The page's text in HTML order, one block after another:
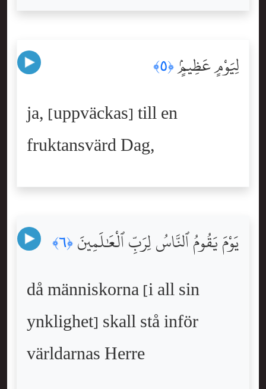
لِيَوْمٍ عَظِيمٍۢ﴿٥﴾
ja, [uppväckas] till en
fruktansvärd Dag,
يَوْمَ يَقُومُ ٱلنَّاسُ لِرَبِّ ٱلْعَٰلَمِينَ ﴿٦﴾
då människorna [i all sin
ynklighet] skall stå inför
världarnas Herre